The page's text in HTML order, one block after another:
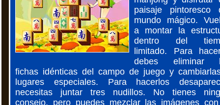
paisaje pintoresco
mundo mágico.
a montar la
dentro del
limitado. Para
debes eliminar
fichas idénticas del campo de juego y
lugares especiales. Para hacerlos
necesitas juntar tres nudillos. No tienes
consejo, pero puedes mezclar las imágenes